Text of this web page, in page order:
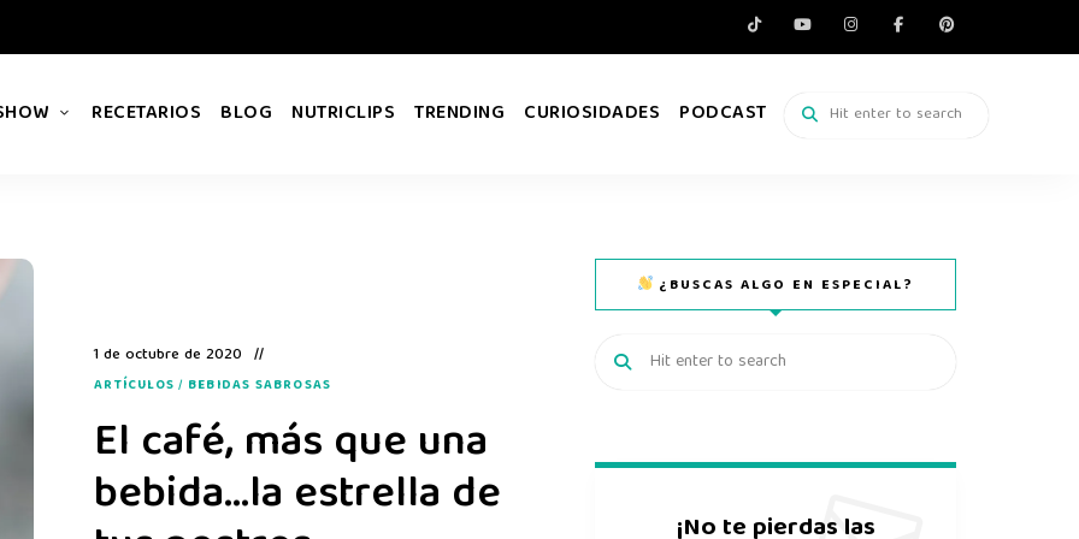
RECETARIOS BLOG NUTRICLIPS TRENDING CURIOSIDADES PODCAST
1 de octubre de 2020
ARTÍCULOS / BEBIDAS SABROSAS
El café, más que una
bebida…la estrella de
¿BUSCAS ALGO EN ESPECIAL?
¡No te pierdas las